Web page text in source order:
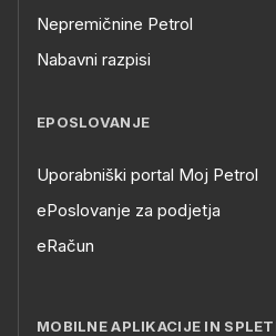
Nepremičnine Petrol
Nabavni razpisi
EPOSLOVANJE
Uporabniški portal Moj Petrol
ePoslovanje za podjetja
eRačun
MOBILNE APLIKACIJE IN